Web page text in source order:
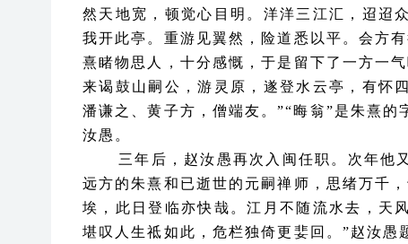
然天地宽，顿觉心目明。洋洋三江汇，迢迢
我开此亭。重游见翼然，险道悉以平。会方
熹睹物思人，十分感慨，于是留下了一方一
来谒鼓山嗣公，游灵原，遂登水云亭，有怀
潘谦之、黄子方，僧端友。”“晦翁”是朱熹的
汝愚。
三年后，赵汝愚再次入闽任职。次年他
远方的朱熹和已逝世的元嗣禅师，思绪万千
埃，此日登临亦快哉。江月不随流水去，天
堪叹人生祗如此，危栏独倚更婓回。”赵汝